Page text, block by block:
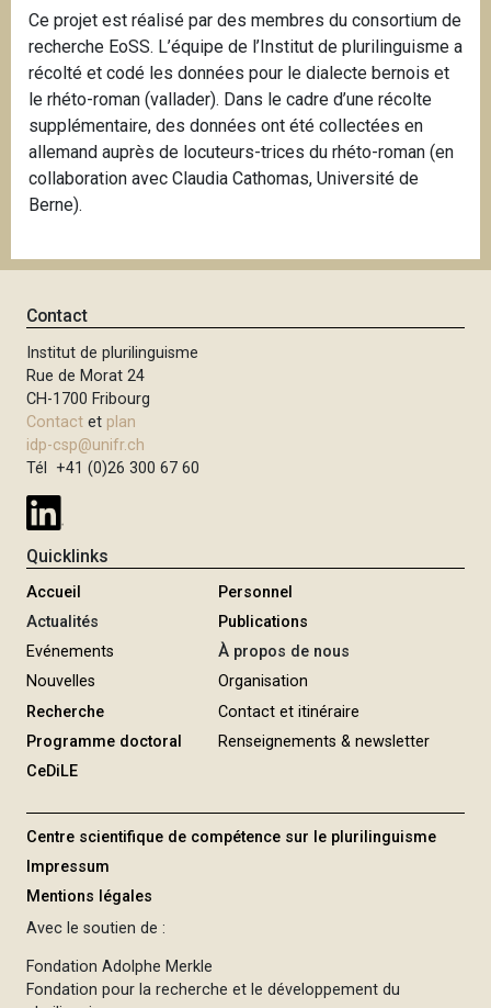
Ce projet est réalisé par des membres du consortium de
recherche EoSS. L’équipe de l’Institut de plurilinguisme a
récolté et codé les données pour le dialecte bernois et
le rhéto-roman (vallader). Dans le cadre d’une récolte
supplémentaire, des données ont été collectées en
allemand auprès de locuteurs-trices du rhéto-roman (en
collaboration avec Claudia Cathomas, Université de
Berne).
Contact
Institut de plurilinguisme
Rue de Morat 24
CH-1700 Fribourg
Contact et plan
idp-csp@unifr.ch
Tél +41 (0)26 300 67 60
Quicklinks
Accueil
Actualités
Evénements
Nouvelles
Recherche
Programme doctoral
CeDiLE
Personnel
Publications
À propos de nous
Organisation
Contact et itinéraire
Renseignements & newsletter
Centre scientifique de compétence sur le plurilinguisme
Impressum
Mentions légales
Avec le soutien de :
Fondation Adolphe Merkle
Fondation pour la recherche et le développement du